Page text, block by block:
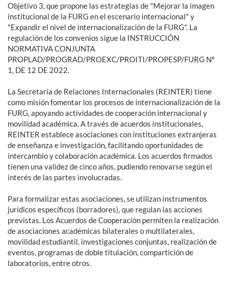
Objetivo 3, que propone las estrategias de "Mejorar la imagen
institucional de la FURG en el escenario internacional" y
"Expandir el nivel de internacionalización de la FURG". La
regulación de los convenios sigue la INSTRUCCIÓN
NORMATIVA CONJUNTA
PROPLAD/PROGRAD/PROEXC/PROITI/PROPESP/FURG Nº
1, DE 12 DE 2022.
La Secretaría de Relaciones Internacionales (REINTER) tiene
como misión fomentar los procesos de internacionalización de la
FURG, apoyando actividades de cooperación internacional y
movilidad académica. A través de acuerdos institucionales,
REINTER establece asociaciones con instituciones extranjeras
de enseñanza e investigación, facilitando oportunidades de
intercambio y colaboración académica. Los acuerdos firmados
tienen una validez de cinco años, pudiendo renovarse según el
interés de las partes involucradas.
Para formalizar estas asociaciones, se utilizan instrumentos
jurídicos específicos (borradores), que regulan las acciones
previstas. Los Acuerdos de Cooperación permiten la realización
de asociaciones académicas bilaterales o multilaterales,
movilidad estudiantil, investigaciones conjuntas, realización de
eventos, programas de doble titulación, compartición de
laboratorios, entre otros.